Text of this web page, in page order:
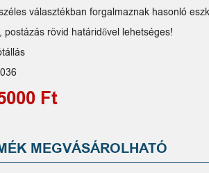
széles választékban forgalmaznak hasonló
postázás rövid határidővel lehetséges!
Ft
MEGVÁSÁROLHATÓ